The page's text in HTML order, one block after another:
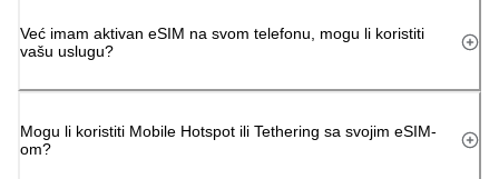
Već imam aktivan eSIM na svom telefonu, mogu li koristiti
vašu uslugu?
Mogu li koristiti Mobile Hotspot ili Tethering sa svojim eSIM-
om?